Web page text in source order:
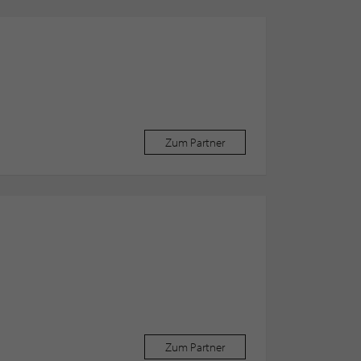
Zum Partner
Zum Partner